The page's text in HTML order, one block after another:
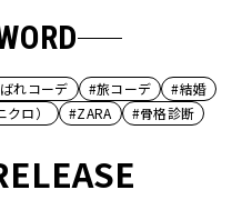
れコーデ #旅コーデ
#結婚
ロ） #ZARA #骨格診断